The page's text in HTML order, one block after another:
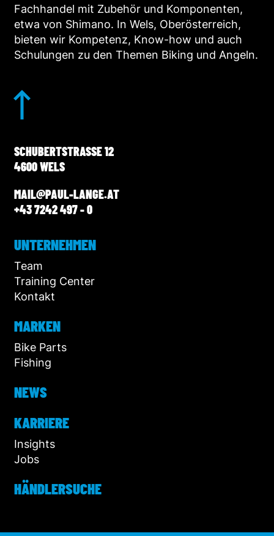
Fachhandel mit Zubehör und Komponenten,
etwa von Shimano. In Wels, Oberösterreich,
bieten wir Kompetenz, Know-how und auch
Schulungen zu den Themen Biking und Angeln.
SCHUBERTSTRASSE 12
4600 WELS
MAIL@PAUL-LANGE.AT
+43 7242 497 - 0
UNTERNEHMEN
Team
Training Center
Kontakt
MARKEN
Bike Parts
Fishing
NEWS
KARRIERE
Insights
Jobs
HÄNDLERSUCHE